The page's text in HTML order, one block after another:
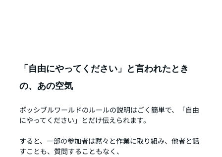
「自由にやってください」と言われたとき
の、あの空気
ポッシブルワールドのルールの説明はごく簡単で、「自由
にやってください」とだけ伝えられます。
すると、一部の参加者は黙々と作業に取り組み、他者と話
すことも、質問することもなく、